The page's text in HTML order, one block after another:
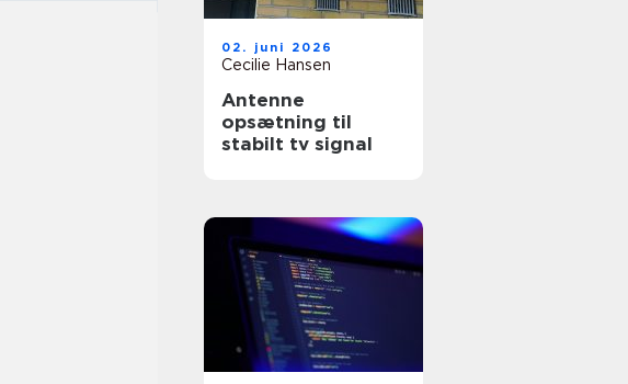
02. juni 2026
Cecilie Hansen
Antenne
opsætning til
stabilt tv signal